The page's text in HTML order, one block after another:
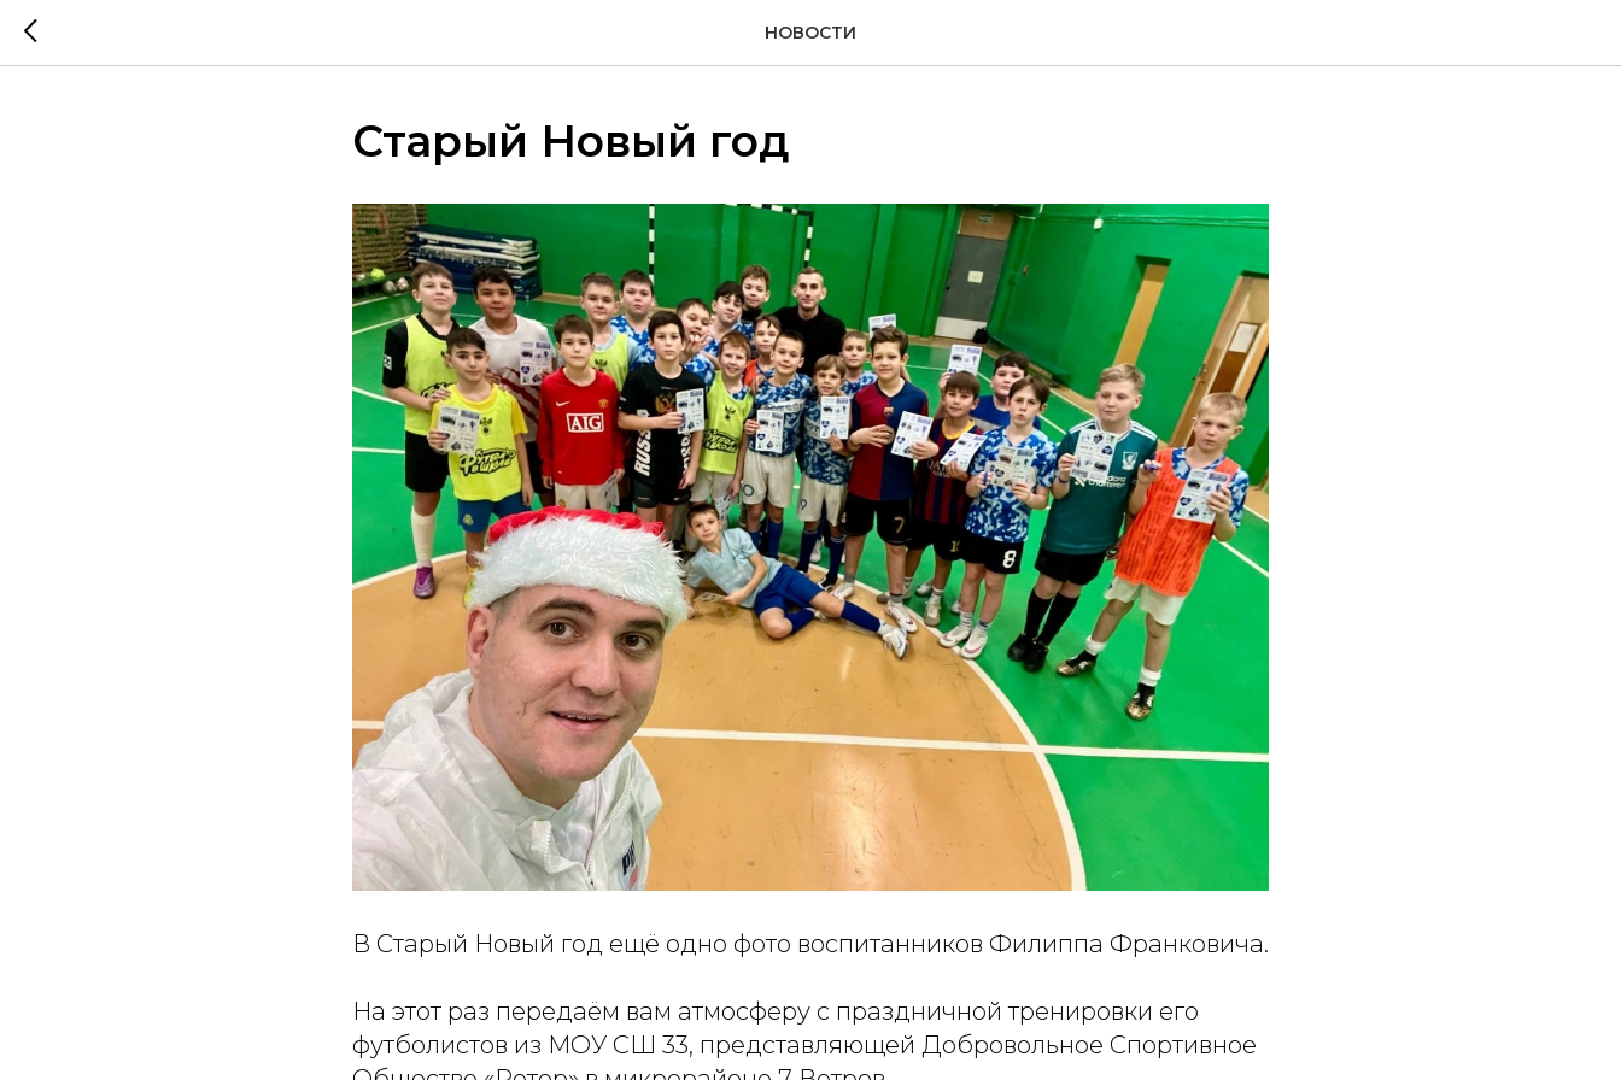
НОВОСТИ
Старый Новый год
В Старый Новый год ещё одно фото воспитанников Филиппа Франковича.
На этот раз передаём вам атмосферу с праздничной тренировки его
футболистов из МОУ СШ 33, представляющей Добровольное Спортивное